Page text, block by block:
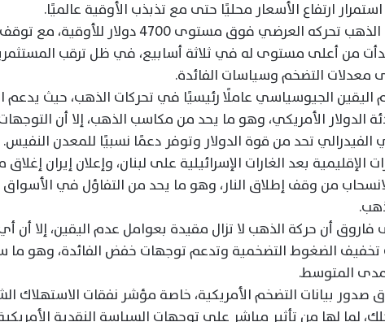
ارتفاع الأسعار محليًا حتى مع تذبذب الأوقية عالميًا.
وعالميًا، واصل الذهب تحركه العرضي فوق مستوى 4700
من أعلى مستوى له في ثلاثة أسابيع، في ظل ترقب
معدلات التضخم وسياسات الفائدة.
اليقين الجيوسياسي عاملًا رئيسيًا في تحركات الذهب، حيث
الدولار الأمريكي، وهو ما يحد من مكاسب الذهب، إلا أن
الفيدرالي تحد من قوة الدولار وتوفر دعمًا نسبيًا للمعدن النفيس.
الإقليمية بعد الغارات الإسرائيلية على لبنان، وإعلان إيران
من وقف إطلاق النار، وهو ما يحد من التفاؤل في الأسواق
أن حركة الذهب لا تزال مقيدة بعوامل عدم اليقين، إلا أن
الضغوط التضخمية وتدعم توجهات خفض الفائدة، وهو ما
المتوسط.
صدور بيانات التضخم الأمريكية، خاصة مؤشر نفقات
لما لها من تأثير مباشر على توجهات السياسة النقدية